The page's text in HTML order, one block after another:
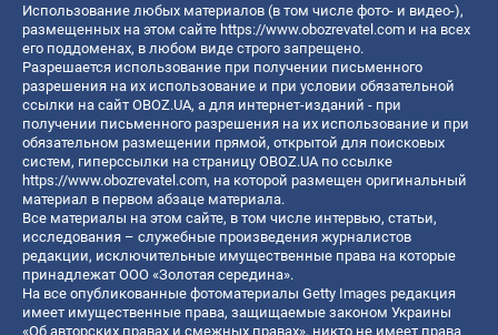
Использование любых материалов (в том числе фото- и видео-),
размещенных на этом сайте https://www.obozrevatel.com и на всех
его поддоменах, в любом виде строго запрещено.
Разрешается использование при получении письменного
разрешения на их использование и при условии обязательной
ссылки на сайт OBOZ.UA, а для интернет-изданий - при
получении письменного разрешения на их использование и при
обязательном размещении прямой, открытой для поисковых
систем, гиперссылки на страницу OBOZ.UA по ссылке
https://www.obozrevatel.com, на которой размещен оригинальный
материал в первом абзаце материала.
Все материалы на этом сайте, в том числе интервью, статьи,
исследования – служебные произведения журналистов
редакции, исключительные имущественные права на которые
принадлежат ООО «Золотая середина».
На все опубликованные фотоматериалы Getty Images редакция
имеет имущественные права, защищаемые законом Украины
«Об авторских правах и смежных правах», никто не имеет права